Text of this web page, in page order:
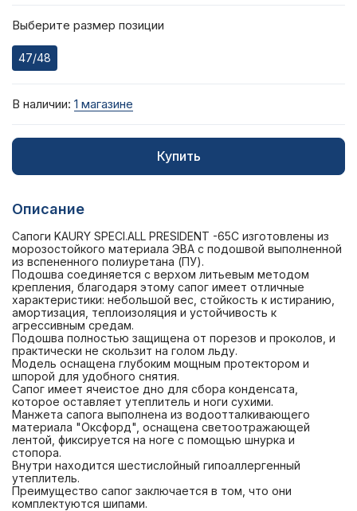
Выберите размер позиции
47/48
В наличии: 1 магазине
Купить
Описание
Сапоги KAURY SPECI.ALL PRESIDENT -65C изготовлены из
морозостойкого материала ЭВА с подошвой выполненной
из вспененного полиуретана (ПУ).
Подошва соединяется с верхом литьевым методом
крепления, благодаря этому сапог имеет отличные
характеристики: небольшой вес, стойкость к истиранию,
амортизация, теплоизоляция и устойчивость к
агрессивным средам.
Подошва полностью защищена от порезов и проколов, и
практически не скользит на голом льду.
Модель оснащена глубоким мощным протектором и
шпорой для удобного снятия.
Сапог имеет ячеистое дно для сбора конденсата,
которое оставляет утеплитель и ноги сухими.
Манжета сапога выполнена из водоотталкивающего
материала "Оксфорд", оснащена светоотражающей
лентой, фиксируется на ноге с помощью шнурка и
стопора.
Внутри находится шестислойный гипоаллергенный
утеплитель.
Преимущество сапог заключается в том, что они
комплектуются шипами.